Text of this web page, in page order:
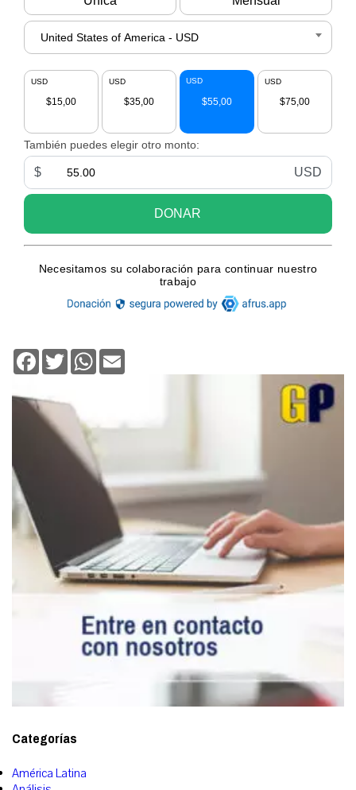
Facebook
TwitterWhatsApp
Categorías
América Latina